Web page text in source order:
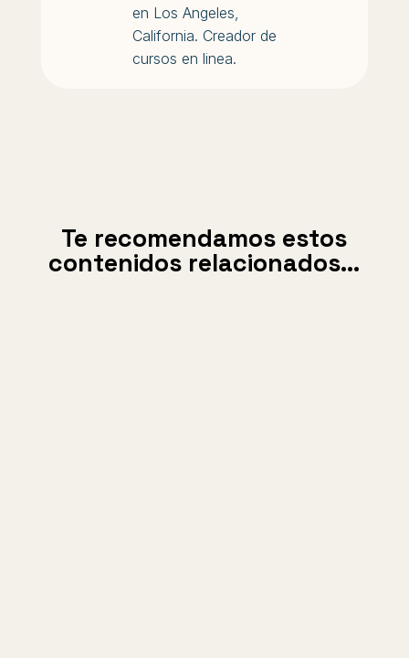
en Los Angeles,
California. Creador de
cursos en linea.
Te recomendamos estos
contenidos relacionados…